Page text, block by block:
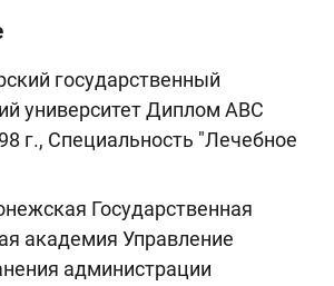
государственный
университет Диплом АВС
г., Специальность "Лечебное
Государственная
академия Управление
администрации